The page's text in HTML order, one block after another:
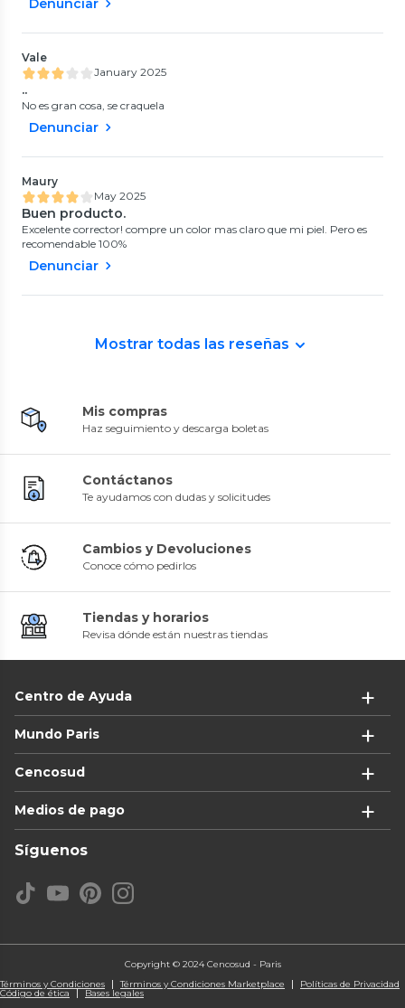
Denunciar
Vale
January 2025
..
No es gran cosa, se craquela
Denunciar
Maury
May 2025
Buen producto.
Excelente corrector! compre un color mas claro que mi piel. Pero es
recomendable 100%
Denunciar
Mostrar todas las reseñas
Mis compras
Haz seguimiento y descarga boletas
Contáctanos
Te ayudamos con dudas y solicitudes
Cambios y Devoluciones
Conoce cómo pedirlos
Tiendas y horarios
Revisa dónde están nuestras tiendas
Centro de Ayuda
Mundo Paris
Cencosud
Medios de pago
Síguenos
Copyright © 2024 Cencosud - Paris
Términos y Condiciones
Términos y Condiciones Marketplace Políticas de Privacidad
Código de ética Bases legales